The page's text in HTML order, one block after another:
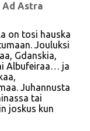
Ad Astra
on tosi hauska
Jouluksi
Gdanskia,
Albufeiraa… ja
Juhannusta
tai
joskus kun